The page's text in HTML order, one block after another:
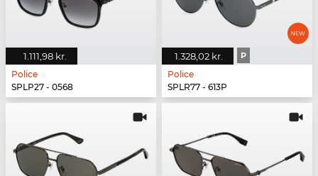
1.111,98 kr.
Police
SPLP27 - 0568
1.328,02 kr. P
Police
SPLR77 - 613P